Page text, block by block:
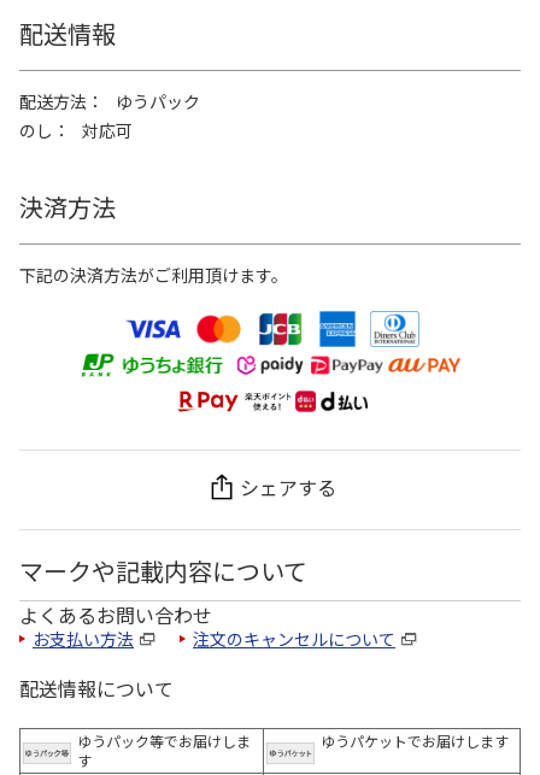
配送情報
配送方法
ゆうパック
のし
対応可
決済方法
下記の決済方法がご利用頂けます。
シェアする
マークや記載内容について
よくあるお問い合わせ
お支払い方法 注文のキャンセルについて
配送情報について
ゆうパック等でお届けしま
す
ゆうパケットでお届けします